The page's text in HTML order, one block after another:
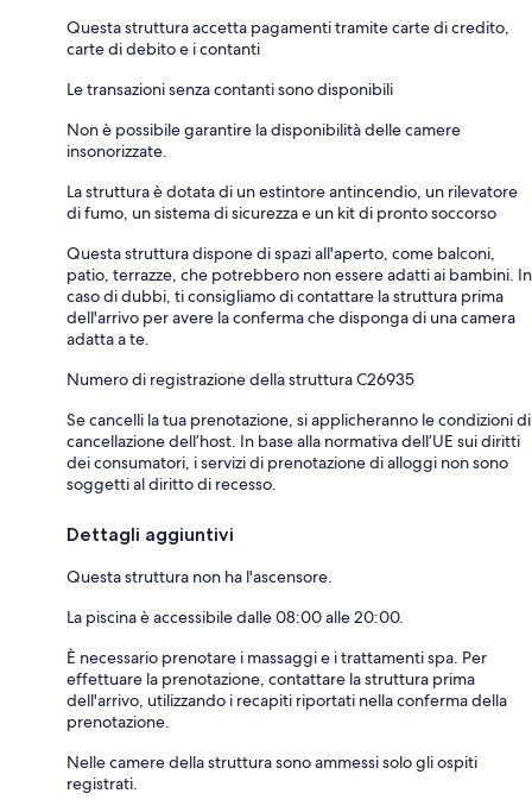
Questa struttura accetta pagamenti tramite carte di credito,
carte di debito e i contanti
Le transazioni senza contanti sono disponibili
Non è possibile garantire la disponibilità delle camere
insonorizzate.
La struttura è dotata di un estintore antincendio, un rilevatore
di fumo, un sistema di sicurezza e un kit di pronto soccorso
Questa struttura dispone di spazi all'aperto, come balconi,
patio, terrazze, che potrebbero non essere adatti ai bambini. In
caso di dubbi, ti consigliamo di contattare la struttura prima
dell'arrivo per avere la conferma che disponga di una camera
adatta a te.
Numero di registrazione della struttura C26935
Se cancelli la tua prenotazione, si applicheranno le condizioni di
cancellazione dell’host. In base alla normativa dell’UE sui diritti
dei consumatori, i servizi di prenotazione di alloggi non sono
soggetti al diritto di recesso.
Dettagli aggiuntivi
Questa struttura non ha l'ascensore.
La piscina è accessibile dalle 08:00 alle 20:00.
È necessario prenotare i massaggi e i trattamenti spa. Per
effettuare la prenotazione, contattare la struttura prima
dell'arrivo, utilizzando i recapiti riportati nella conferma della
prenotazione.
Nelle camere della struttura sono ammessi solo gli ospiti
registrati.